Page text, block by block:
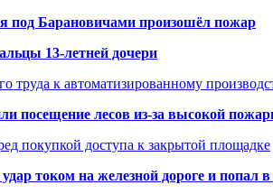
под Барановичами произошёл пожар
13-летней дочери
труда к автоматизированному
посещение лесов из-за высокой
покупкой доступа к закрытой площадке
током на железной дороге и попал